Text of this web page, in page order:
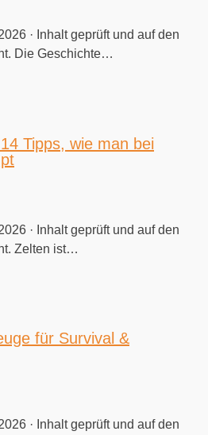
· Inhalt geprüft und auf den
Die Geschichte…
Tipps, wie man bei
· Inhalt geprüft und auf den
Zelten ist…
für Survival &
· Inhalt geprüft und auf den